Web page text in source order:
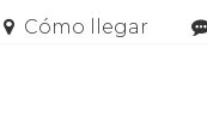
Cómo llegar